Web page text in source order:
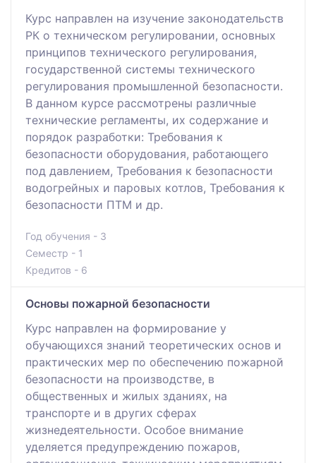
Курс направлен на изучение законодательств
РК о техническом регулировании, основных
принципов технического регулирования,
государственной системы технического
регулирования промышленной безопасности.
В данном курсе рассмотрены различные
технические регламенты, их содержание и
порядок разработки: Требования к
безопасности оборудования, работающего
под давлением, Требования к безопасности
водогрейных и паровых котлов, Требования к
безопасности ПТМ и др.
Год обучения - 3
Семестр - 1
Кредитов - 6
Основы пожарной безопасности
Курс направлен на формирование у
обучающихся знаний теоретических основ и
практических мер по обеспечению пожарной
безопасности на производстве, в
общественных и жилых зданиях, на
транспорте и в других сферах
жизнедеятельности. Особое внимание
уделяется предупреждению пожаров,